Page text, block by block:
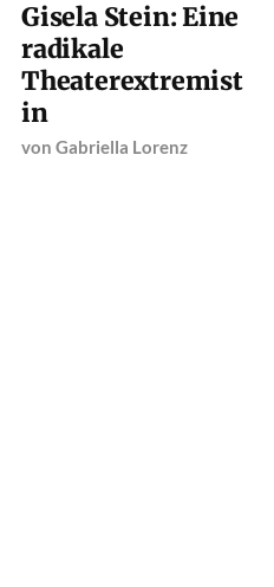
Gisela Stein: Eine
radikale
Theaterextremist
in
vonGabriella Lorenz